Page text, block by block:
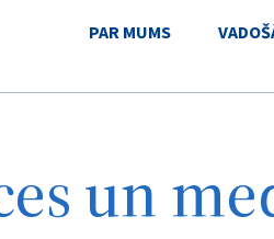
PAR MUMS
un